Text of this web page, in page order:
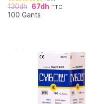
Note4.60
sur 5
130dh 67dh TTC
100 Gants